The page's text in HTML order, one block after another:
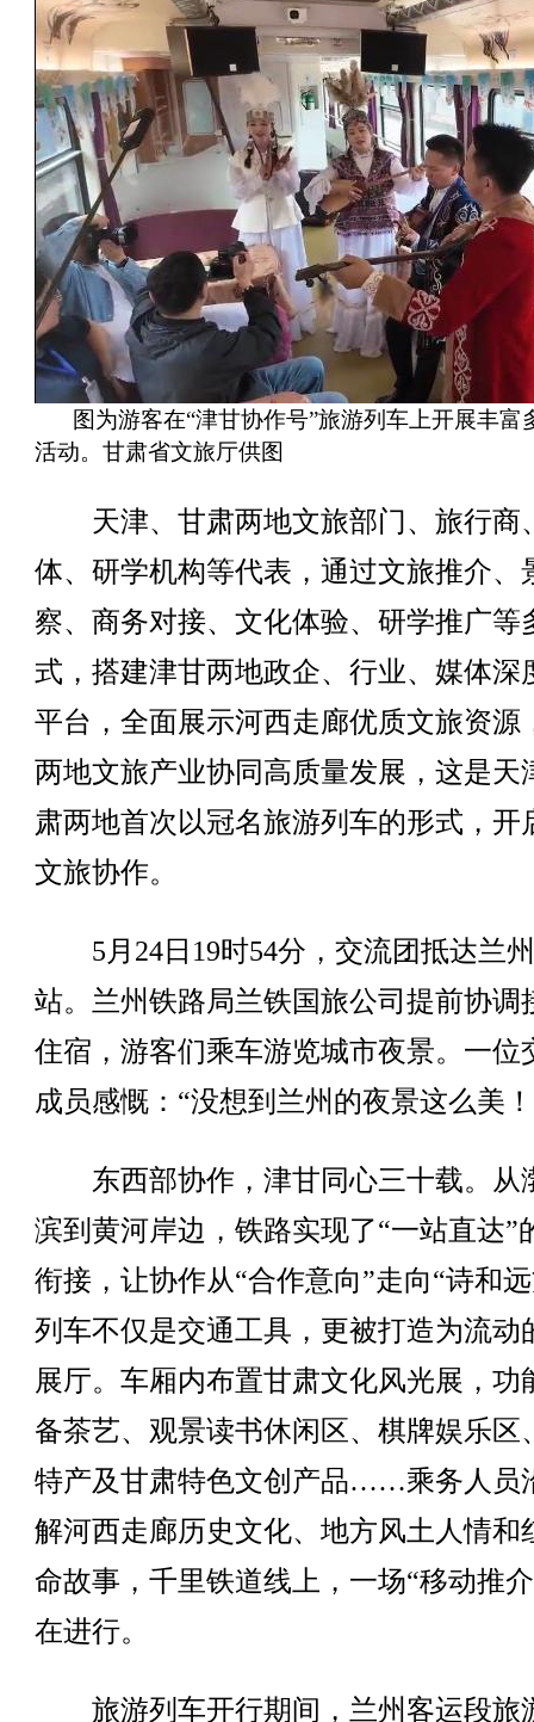
图为游客在“津甘协作号”旅游列车上开展丰富
活动。甘肃省文旅厅供图
天津、甘肃两地文旅部门、旅行商
体、研学机构等代表，通过文旅推介、
察、商务对接、文化体验、研学推广等
式，搭建津甘两地政企、行业、媒体深
平台，全面展示河西走廊优质文旅资源
两地文旅产业协同高质量发展，这是天
肃两地首次以冠名旅游列车的形式，开
文旅协作。
5月24日19时54分，交流团抵达兰
站。兰州铁路局兰铁国旅公司提前协调
住宿，游客们乘车游览城市夜景。一位
成员感慨：“没想到兰州的夜景这么美
东西部协作，津甘同心三十载。从
滨到黄河岸边，铁路实现了“一站直达”
衔接，让协作从“合作意向”走向“诗和
列车不仅是交通工具，更被打造为流动
展厅。车厢内布置甘肃文化风光展，功
备茶艺、观景读书休闲区、棋牌娱乐区
特产及甘肃特色文创产品……乘务人员
解河西走廊历史文化、地方风土人情和
命故事，千里铁道线上，一场“移动推
在进行。
旅游列车开行期间，兰州客运段旅